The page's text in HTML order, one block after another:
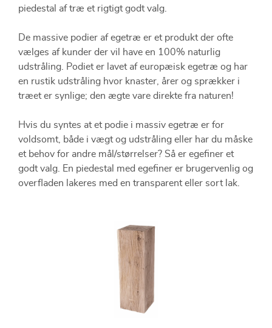
piedestal af træ et rigtigt godt valg.
De massive podier af egetræ er et produkt der ofte
vælges af kunder der vil have en 100% naturlig
udstråling. Podiet er lavet af europæisk egetræ og har
en rustik udstråling hvor knaster, årer og sprækker i
træet er synlige; den ægte vare direkte fra naturen!
Hvis du syntes at et podie i massiv egetræ er for
voldsomt, både i vægt og udstråling eller har du måske
et behov for andre mål/størrelser? Så er egefiner et
godt valg. En piedestal med egefiner er brugervenlig og
overfladen lakeres med en transparent eller sort lak.
beskytte samt sætte produkter ekstra i søgelyset.